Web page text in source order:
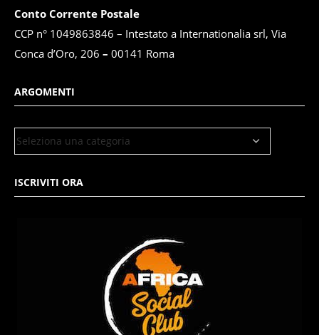
Conto Corrente Postale
CCP n° 1049863846 – Intestato a Internationalia srl, Via
Conca d’Oro, 206 – 00141 Roma
ARGOMENTI
ISCRIVITI ORA